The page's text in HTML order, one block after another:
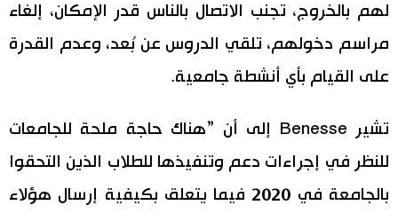
لهم بالخروج، تجنب الاتصال بالناس قدر الإمكان، إلغاء
مراسم دخولهم، تلقي الدروس عن بُعد، وعدم القدرة
على القيام بأي أنشطة جامعية.
تشير Benesse إلى أن ”هناك حاجة ملحة للجامعات
للنظر في إجراءات دعم وتنفيذها للطلاب الذين التحقوا
بالجامعة في 2020 فيما يتعلق بكيفية إرسال هؤلاء